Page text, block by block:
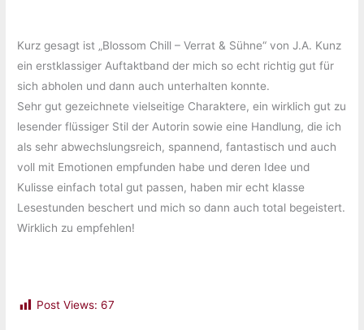
Kurz gesagt ist „Blossom Chill – Verrat & Sühne“ von J.A. Kunz
ein erstklassiger Auftaktband der mich so echt richtig gut für
sich abholen und dann auch unterhalten konnte.
Sehr gut gezeichnete vielseitige Charaktere, ein wirklich gut zu
lesender flüssiger Stil der Autorin sowie eine Handlung, die ich
als sehr abwechslungsreich, spannend, fantastisch und auch
voll mit Emotionen empfunden habe und deren Idee und
Kulisse einfach total gut passen, haben mir echt klasse
Lesestunden beschert und mich so dann auch total begeistert.
Wirklich zu empfehlen!
Post Views: 67